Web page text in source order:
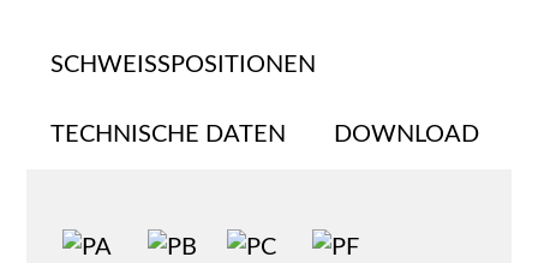
SCHWEISSPOSITIONEN
TECHNISCHE DATEN DOWNLOAD